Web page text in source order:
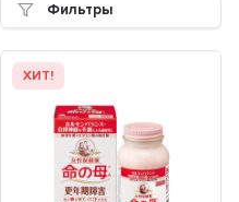
Фильтры
ХИТ!